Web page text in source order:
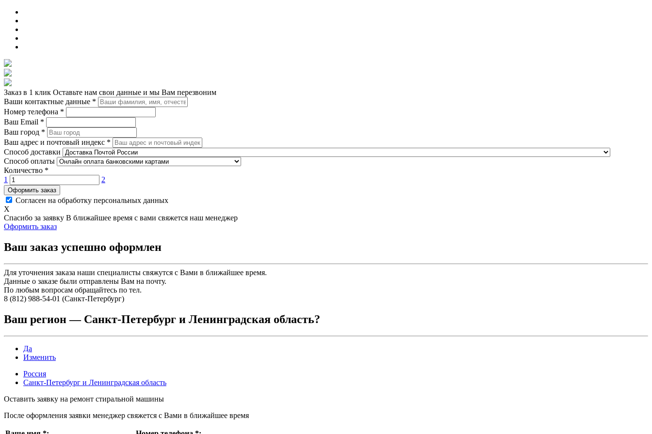
Заказ в 1 клик Оставьте нам свои данные и мы Вам перезвоним
Ваши контактные данные *
Номер телефона *
Ваш Email *
Ваш город *
Ваш адрес и почтовый индекс *
Способ доставки
Способ оплаты
Количество *
1
2
Оформить заказ
Согласен на обработку персональных данных
X
Спасибо за заявку В ближайшее время с вами свяжется наш менеджер
Оформить заказ
Ваш заказ успешно оформлен
Для уточнения заказа наши специалисты свяжутся с Вами в ближайшее время.
Данные о заказе были отправлены Вам на почту.
По любым вопросам обращайтесь по тел.
8 (812) 988-54-01 (Санкт-Петербург)
Ваш регион — Санкт-Петербург и Ленинградская область?
Да
Изменить
Россия
Санкт-Петербург и Ленинградская область
Оставить заявку на ремонт стиральной машины
После оформления заявки менеджер свяжется с Вами в ближайшее время